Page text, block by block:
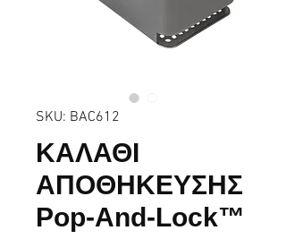
SKU: BAC612
ΚΑΛΑΘΙ
ΑΠΟΘΗΚΕΥΣΗΣ
Pop-And-Lock™